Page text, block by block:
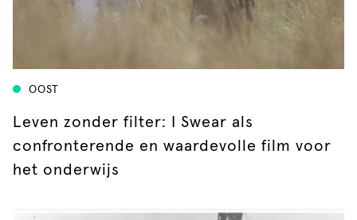
OOST
Leven zonder filter: I Swear als
confronterende en waardevolle film voor
het onderwijs